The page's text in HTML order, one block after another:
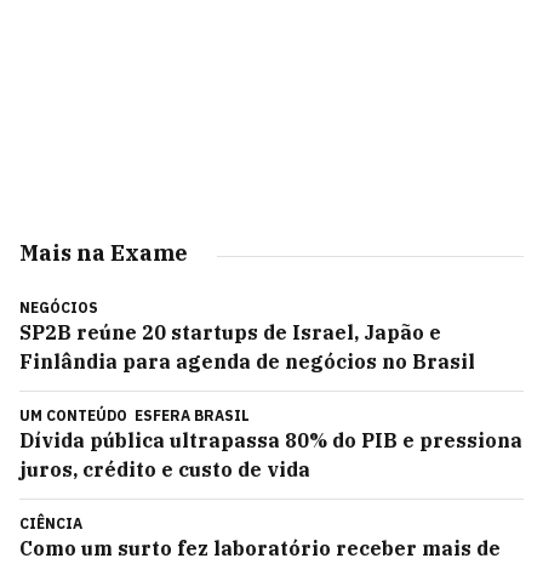
Mais na Exame
NEGÓCIOS
SP2B reúne 20 startups de Israel, Japão e
Finlândia para agenda de negócios no Brasil
UM CONTEÚDO ESFERA BRASIL
Dívida pública ultrapassa 80% do PIB e pressiona
juros, crédito e custo de vida
CIÊNCIA
Como um surto fez laboratório receber mais de